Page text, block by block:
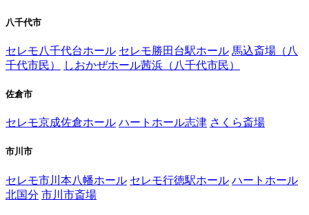
八千代市
セレモ八千代台ホール セレモ勝田台駅ホール 馬込斎場（八
千代市民）
しおかぜホール茜浜（八千代市民）
佐倉市
セレモ京成佐倉ホール ハートホール志津 さくら斎場
市川市
セレモ市川本八幡ホール セレモ行徳駅ホール ハートホール
北国分 市川市斎場